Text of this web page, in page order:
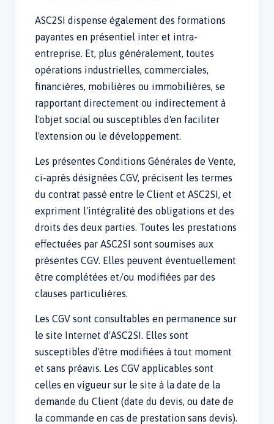
ASC2SI dispense également des formations
payantes en présentiel inter et intra-
entreprise. Et, plus généralement, toutes
opérations industrielles, commerciales,
financières, mobilières ou immobilières, se
rapportant directement ou indirectement à
l'objet social ou susceptibles d'en faciliter
l'extension ou le développement.
Les présentes Conditions Générales de Vente,
ci-après désignées CGV, précisent les termes
du contrat passé entre le Client et ASC2SI, et
expriment l'intégralité des obligations et des
droits des deux parties. Toutes les prestations
effectuées par ASC2SI sont soumises aux
présentes CGV. Elles peuvent éventuellement
être complétées et/ou modifiées par des
clauses particulières.
Les CGV sont consultables en permanence sur
le site Internet d'ASC2SI. Elles sont
susceptibles d'être modifiées à tout moment
et sans préavis. Les CGV applicables sont
celles en vigueur sur le site à la date de la
demande du Client (date du devis, ou date de
la commande en cas de prestation sans devis).